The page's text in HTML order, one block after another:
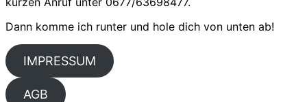
Dann komme ich runter und hole dich von unten ab!
IMPRESSUM
AGB